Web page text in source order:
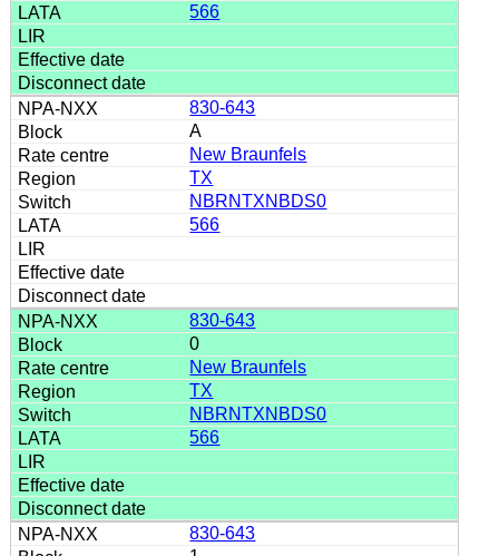
566
830-643
A
New Braunfels
TX
NBRNTXNBDS0
566
830-643
0
New Braunfels
TX
NBRNTXNBDS0
566
830-643